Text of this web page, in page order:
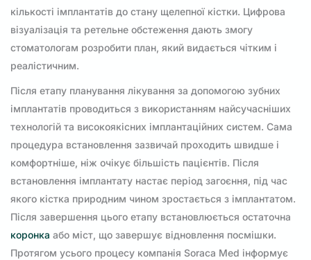
кількості імплантатів до стану щелепної кістки. Цифрова
візуалізація та ретельне обстеження дають змогу
стоматологам розробити план, який видається чітким і
реалістичним.
Після етапу планування лікування за допомогою зубних
імплантатів проводиться з використанням найсучасніших
технологій та високоякісних імплантаційних систем. Сама
процедура встановлення зазвичай проходить швидше і
комфортніше, ніж очікує більшість пацієнтів. Після
встановлення імплантату настає період загоєння, під час
якого кістка природним чином зростається з імплантатом.
Після завершення цього етапу встановлюється остаточна
коронка або міст, що завершує відновлення посмішки.
Протягом усього процесу компанія Soraca Med інформує